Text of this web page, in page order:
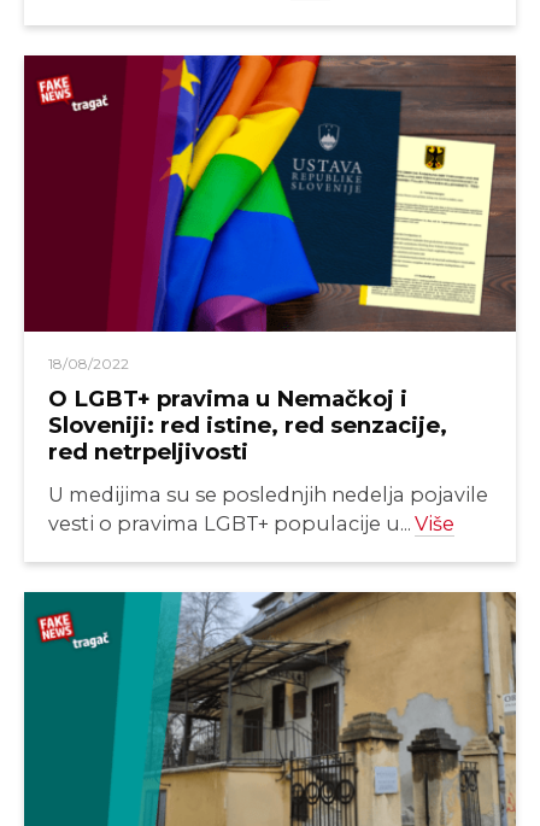
18/08/2022
O LGBT+ pravima u Nemačkoj i
Sloveniji: red istine, red senzacije,
red netrpeljivosti
U medijima su se poslednjih nedelja pojavile
vesti o pravima LGBT+ populacije u... Više